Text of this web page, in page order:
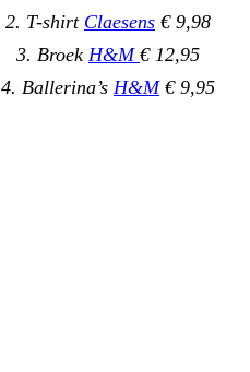
2. T-shirt Claesens € 9,98
3. Broek H&M € 12,95
4. Ballerina’s H&M€ 9,95